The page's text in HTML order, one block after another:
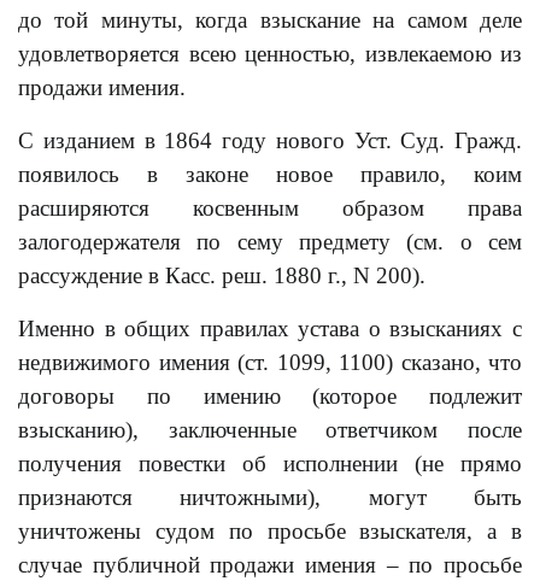
до той минуты, когда взыскание на самом деле
удовлетворяется всею ценностью, извлекаемою из
продажи имения.
С изданием в 1864 году нового Уст. Суд. Гражд.
появилось в законе новое правило, коим
расширяются косвенным образом права
залогодержателя по сему предмету (см. о сем
рассуждение в Касс. реш. 1880 г., N 200).
Именно в общих правилах устава о взысканиях с
недвижимого имения (ст. 1099, 1100) сказано, что
договоры по имению (которое подлежит
взысканию), заключенные ответчиком после
получения повестки об исполнении (не прямо
признаются ничтожными), могут быть
уничтожены судом по просьбе взыскателя, а в
случае публичной продажи имения – по просьбе